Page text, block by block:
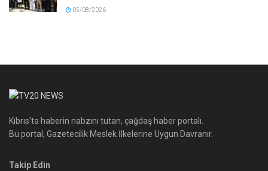
05/08/2026
Kıbrıs'ta haberin nabzını tutan, çağdaş haber portalı.
Bu portal, Gazetecilik Meslek İlkelerine Uygun Davranır.
Takip Edin